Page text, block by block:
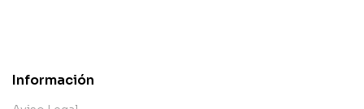
Información